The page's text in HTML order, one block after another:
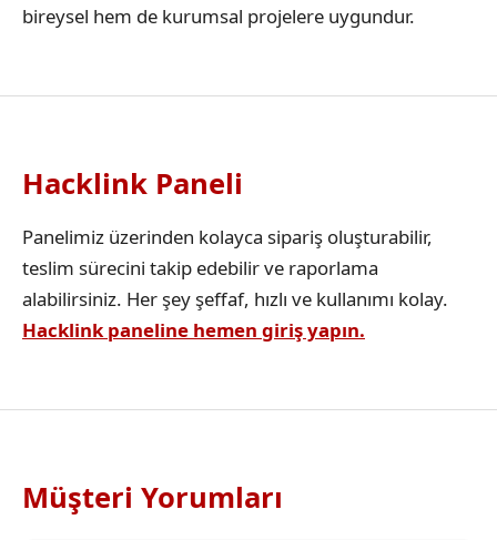
bireysel hem de kurumsal projelere uygundur.
Hacklink Paneli
Panelimiz üzerinden kolayca sipariş oluşturabilir,
teslim sürecini takip edebilir ve raporlama
alabilirsiniz. Her şey şeffaf, hızlı ve kullanımı kolay.
Hacklink paneline hemen giriş yapın.
Müşteri Yorumları